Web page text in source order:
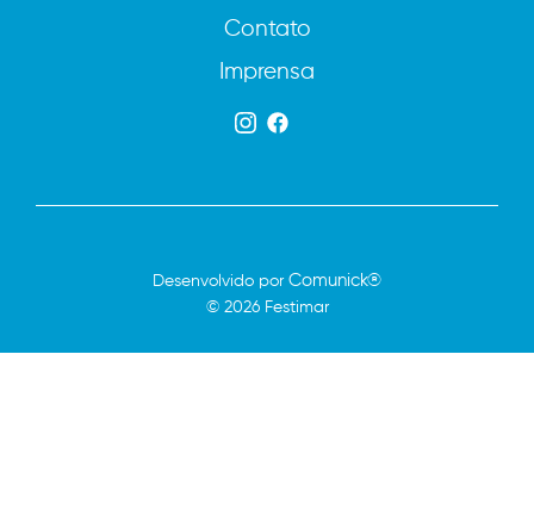
Contato
Imprensa
© 2026 Festimar
Desenvolvido porComunick®